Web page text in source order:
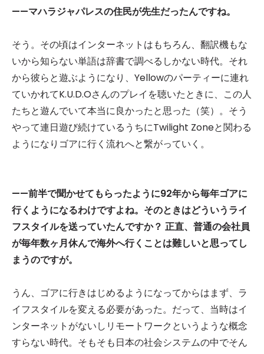
——マハラジャパレスの住民が先生だったんですね。
そう。その頃はインターネットはもちろん、翻訳機もな
いから知らない単語は辞書で調べるしかない時代。それ
から彼らと遊ぶようになり、Yellowのパーティーに連れ
ていかれてK.U.D.Oさんのプレイを聴いたときに、この人
たちと遊んでいて本当に良かったと思った（笑）。そう
やって連日遊び続けているうちにTwilight Zoneと関わる
ようになりゴアに行く流れへと繋がっていく。
——前半で聞かせてもらったように92年から毎年ゴアに
行くようになるわけですよね。そのときはどういうライ
フスタイルを送っていたんですか？ 正直、普通の会社員
が毎年数ヶ月休んで海外へ行くことは難しいと思ってし
まうのですが。
うん、ゴアに行きはじめるようになってからはまず、ラ
イフスタイルを変える必要があった。だって、当時はイ
ンターネットがないしリモートワークというような概念
すらない時代。そもそも日本の社会システムの中でそん